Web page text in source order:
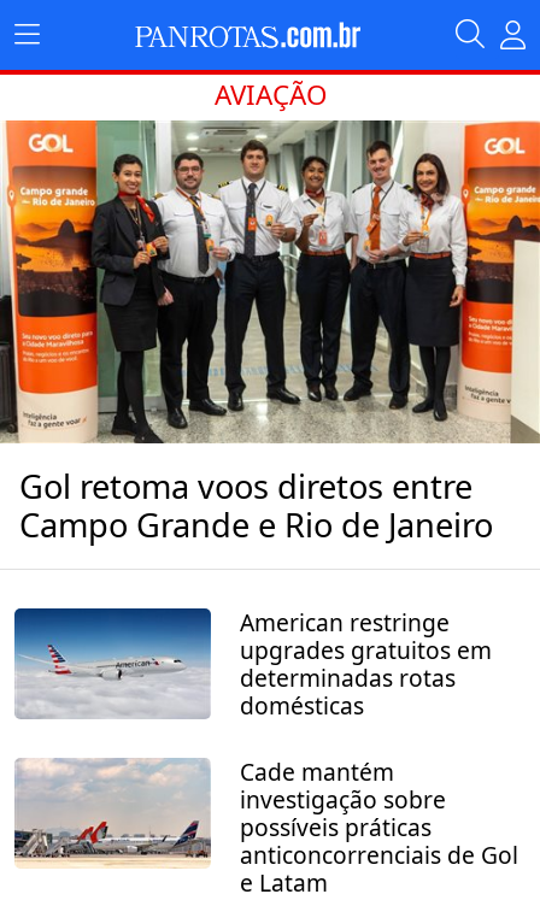
AVIAÇÃO
Gol retoma voos diretos entre
Campo Grande e Rio de Janeiro
American restringe
upgrades gratuitos em
determinadas rotas
domésticas
Cade mantém
investigação sobre
possíveis práticas
anticoncorrenciais de Gol
e Latam